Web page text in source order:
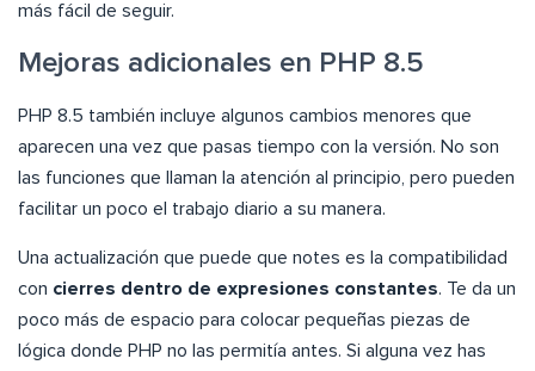
más fácil de seguir.
Mejoras adicionales en PHP 8.5
PHP 8.5 también incluye algunos cambios menores que
aparecen una vez que pasas tiempo con la versión. No son
las funciones que llaman la atención al principio, pero pueden
facilitar un poco el trabajo diario a su manera.
Una actualización que puede que notes es la compatibilidad
con cierres dentro de expresiones constantes. Te da un
poco más de espacio para colocar pequeñas piezas de
lógica donde PHP no las permitía antes. Si alguna vez has